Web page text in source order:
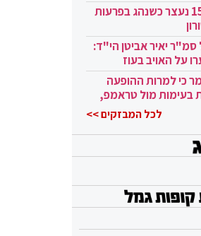
נער בן 15 נעצר כשנהג בפרעות
יאיר אביטן הי"ד:
על האויב בעוז
כי למרות ההופעה
בעימות מול טראמפ,
לכל המבזקים >>